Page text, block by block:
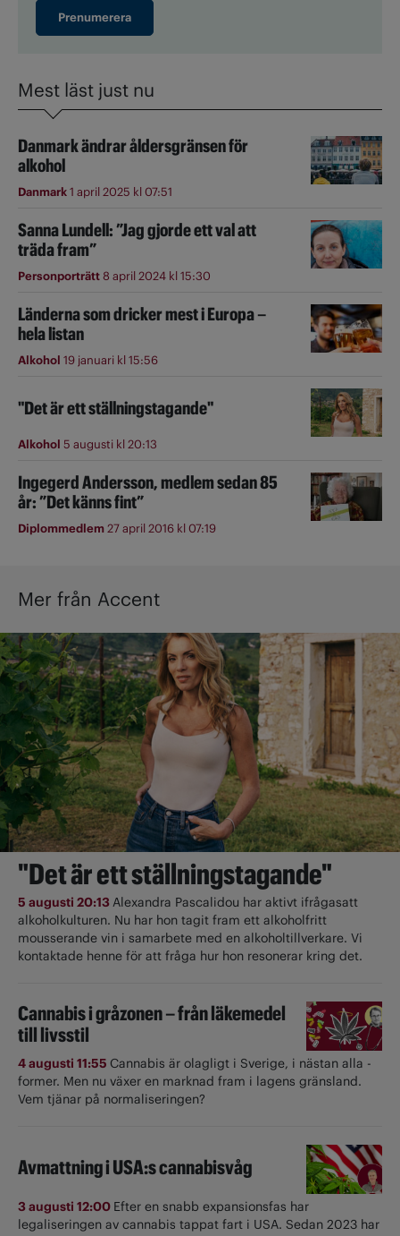
Prenumerera
Mest läst just nu
Danmark ändrar åldersgränsen för
alkohol
Danmark1 april 2025 kl 07:51
Sanna Lundell: ”Jag gjorde ett val att
träda fram”
Personporträtt8 april 2024 kl 15:30
Länderna som dricker mest i Europa –
hela listan
Alkohol 19 januari kl 15:56
"Det är ett ställningstagande"
Alkohol 5 augusti kl 20:13
Ingegerd Andersson, medlem sedan 85
år: ”Det känns fint”
Diplommedlem27 april 2016 kl 07:19
Mer från Accent
"Det är ett ställningstagande"
5 augusti 20:13Alexandra Pascalidou har aktivt ifrågasatt
alkoholkulturen. Nu har hon tagit fram ett alkoholfritt
mousserande vin i samarbete med en alkoholtillverkare. Vi
kontaktade henne för att fråga hur hon resonerar kring det.
Cannabis i gråzonen – från läkemedel
till livsstil
4 augusti 11:55 Cannabis är olagligt i ­Sverige, i nästan alla ­
former. Men nu växer en marknad fram i lagens gränsland.
Vem tjänar på normaliseringen?
Avmattning i USA:s cannabisvåg
3 augusti 12:00 Efter en snabb expansionsfas har
legaliseringen av cannabis tappat fart i USA. Sedan 2023 har